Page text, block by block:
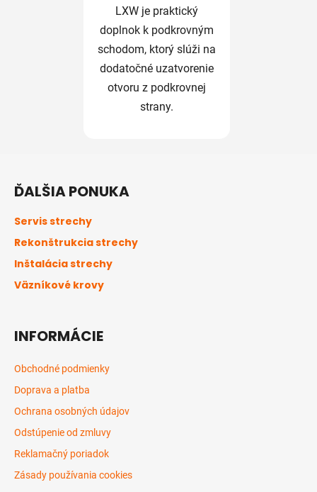
LXW je praktický
doplnok k podkrovným
schodom, ktorý slúži na
dodatočné uzatvorenie
otvoru z podkrovnej
strany.
ĎALŠIA PONUKA
Servis strechy
Rekonštrukcia strechy
Inštalácia strechy
Väzníkové krovy
INFORMÁCIE
Obchodné podmienky
Doprava a platba
Ochrana osobných údajov
Odstúpenie od zmluvy
Reklamačný poriadok
Zásady používania cookies